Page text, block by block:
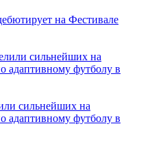
на Фестивале
сильнейших на
адаптивному футболу в